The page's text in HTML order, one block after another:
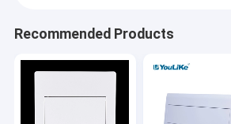
Recommended Products